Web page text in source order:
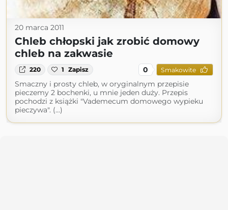
20 marca 2011
Chleb chłopski jak zrobić domowy
chleb na zakwasie
220 1 Zapisz 0 Smakowite
Smaczny i prosty chleb, w oryginalnym przepisie
pieczemy 2 bochenki, u mnie jeden duży. Przepis
pochodzi z książki "Vademecum domowego wypieku
pieczywa". (...)